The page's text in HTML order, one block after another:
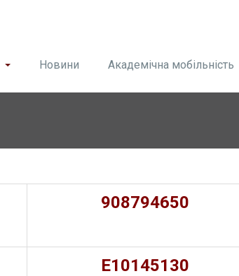
Новини Академічна мобільність
908794650
E10145130